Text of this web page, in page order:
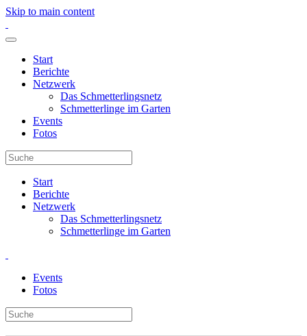
Skip to main content
Start
Berichte
Netzwerk
Das Schmetterlingsnetz
Schmetterlinge im Garten
Events
Fotos
Start
Berichte
Netzwerk
Das Schmetterlingsnetz
Schmetterlinge im Garten
Events
Fotos